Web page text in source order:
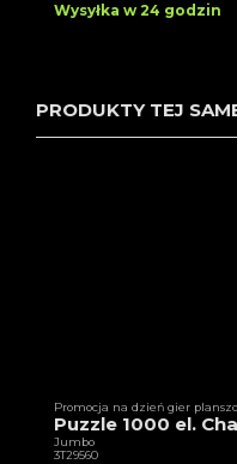
Wysyłka w 24 godzin
PRODUKTY TEJ
Promocja na dzień gier
Puzzle 1000 el.
Jumbo
3T29560